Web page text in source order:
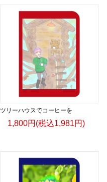
ツリーハウスでコーヒーを
1,800円(税込1,981円)